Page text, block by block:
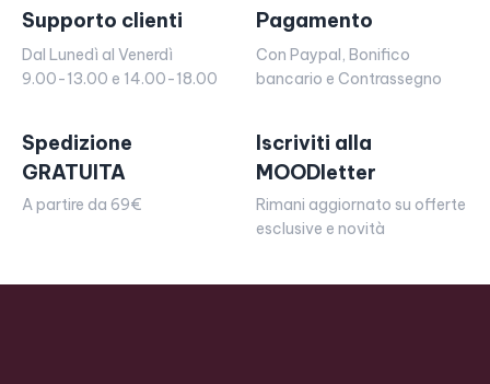
Supporto clienti
Dal Lunedì al Venerdì
9.00-13.00 e 14.00-18.00
Pagamento
Con Paypal, Bonifico
bancario e Contrassegno
Spedizione
GRATUITA
A partire da 69€
Iscriviti alla
MOODletter
Rimani aggiornato su offerte
esclusive e novità